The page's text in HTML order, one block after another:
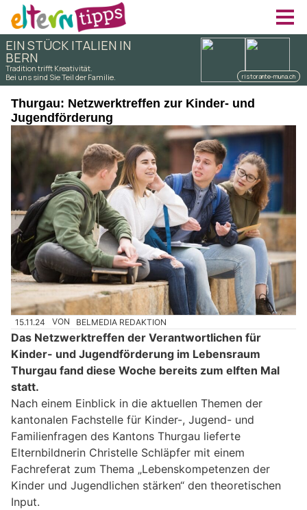
Thurgau: Netzwerktreffen zur Kinder- und
Jugendförderung
15.11.24 VON BELMEDIA REDAKTION
Das Netzwerktreffen der Verantwortlichen für
Kinder- und Jugendförderung im Lebensraum
Thurgau fand diese Woche bereits zum elften Mal
statt.
Nach einem Einblick in die aktuellen Themen der
kantonalen Fachstelle für Kinder-, Jugend- und
Familienfragen des Kantons Thurgau lieferte
Elternbildnerin Christelle Schläpfer mit einem
Fachreferat zum Thema „Lebenskompetenzen der
Kinder und Jugendlichen stärken“ den theoretischen
Input.